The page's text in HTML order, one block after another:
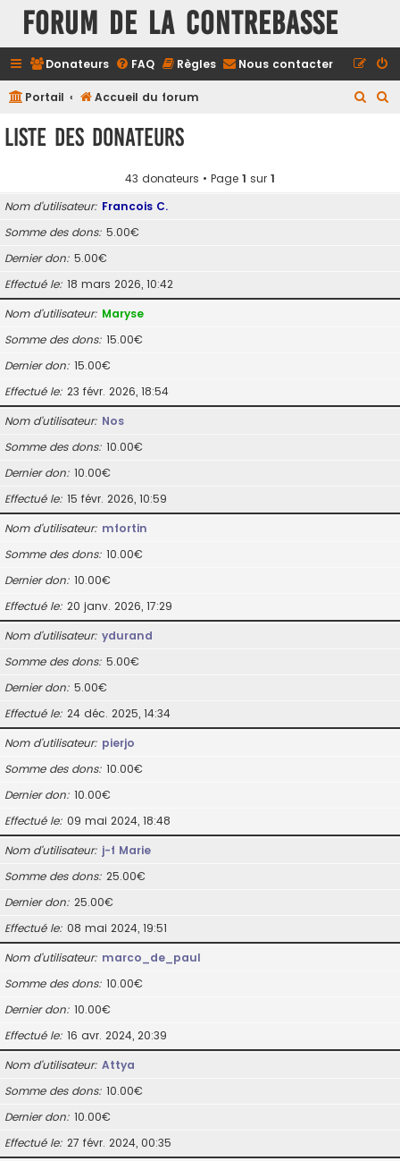
FORUM DE LA CONTREBASSE
Donateurs FAQ Règles Nous contacter
Portail Accueil du forum
Liste des donateurs
43 donateurs • Page 1 sur 1
Nom d’utilisateur Francois C.
Somme des dons 5.00€
Dernier don 5.00€
Effectué le 18 mars 2026, 10:42
Nom d’utilisateur Maryse
Somme des dons 15.00€
Dernier don 15.00€
Effectué le 23 févr. 2026, 18:54
Nom d’utilisateur Nos
Somme des dons 10.00€
Dernier don 10.00€
Effectué le 15 févr. 2026, 10:59
Nom d’utilisateur mfortin
Somme des dons 10.00€
Dernier don 10.00€
Effectué le 20 janv. 2026, 17:29
Nom d’utilisateur ydurand
Somme des dons 5.00€
Dernier don 5.00€
Effectué le 24 déc. 2025, 14:34
Nom d’utilisateur pierjo
Somme des dons 10.00€
Dernier don 10.00€
Effectué le 09 mai 2024, 18:48
Nom d’utilisateur j-f Marie
Somme des dons 25.00€
Dernier don 25.00€
Effectué le 08 mai 2024, 19:51
Nom d’utilisateur marco_de_paul
Somme des dons 10.00€
Dernier don 10.00€
Effectué le 16 avr. 2024, 20:39
Nom d’utilisateur Attya
Somme des dons 10.00€
Dernier don 10.00€
Effectué le 27 févr. 2024, 00:35